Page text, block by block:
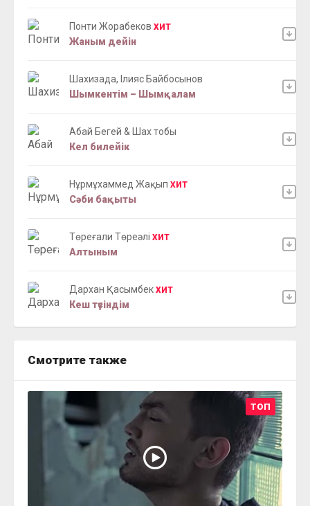
Понти Жорабеков ХИТ
Жаным дейін
Шахизада, Ілияс Байбосынов
Шымкентім – Шымқалам
Абай Бегей & Шах тобы
Кел билейік
Нұрмұxаммед Жақып ХИТ
Сәби бақыты
Төреғали Төреәлі ХИТ
Алтыным
Дархан Қасымбек ХИТ
Кеш түсіндім
Смотрите также
ТОП